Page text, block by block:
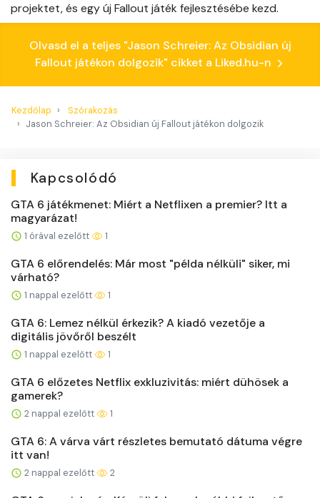
projektet, és egy új Fallout játék fejlesztésébe kezd.
Olvasd el a teljes "Jason Schreier: Az Obsidian új
Fallout játékon dolgozik" cikket a Liked.hu-n
Kezdőlap
Szórakozás
Jason Schreier: Az Obsidian új Fallout játékon dolgozik
Kapcsolódó
GTA 6 játékmenet: Miért a Netflixen a premier? Itt a
magyarázat!
1 órával ezelőtt 1
GTA 6 előrendelés: Már most "példa nélküli" siker, mi
várható?
1 nappal ezelőtt 1
GTA 6: Lemez nélkül érkezik? A kiadó vezetője a
digitális jövőről beszélt
1 nappal ezelőtt 1
GTA 6 előzetes Netflix exkluzivitás: miért dühösek a
gamerek?
2 nappal ezelőtt 1
GTA 6: A várva várt részletes bemutató dátuma végre
itt van!
2 nappal ezelőtt 2